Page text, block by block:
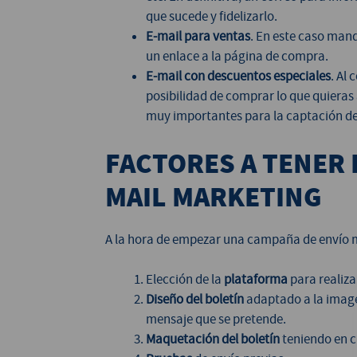
que sucede y fidelizarlo.
E-mail para ventas. En este caso
un enlace a la página de compra.
E-mail con descuentos especiales. Al
posibilidad de comprar lo que
muy importantes para la captación
FACTORES A
MAIL MARKETING
A la hora de empezar una campaña de
Elección de la plataforma para
Diseño del boletínadaptado a la
mensaje que se pretende.
Maquetación del boletínteniendo en